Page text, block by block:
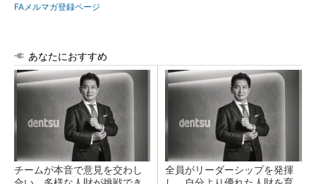
FAメルマガ登録ページ
あなたにおすすめ
チームが本音で意見を交わし
全員がリーダーシップを発揮